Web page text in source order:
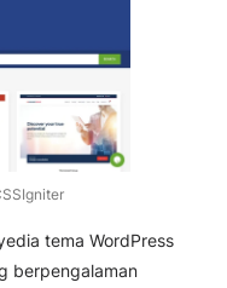
tema WordPress
berpengalaman